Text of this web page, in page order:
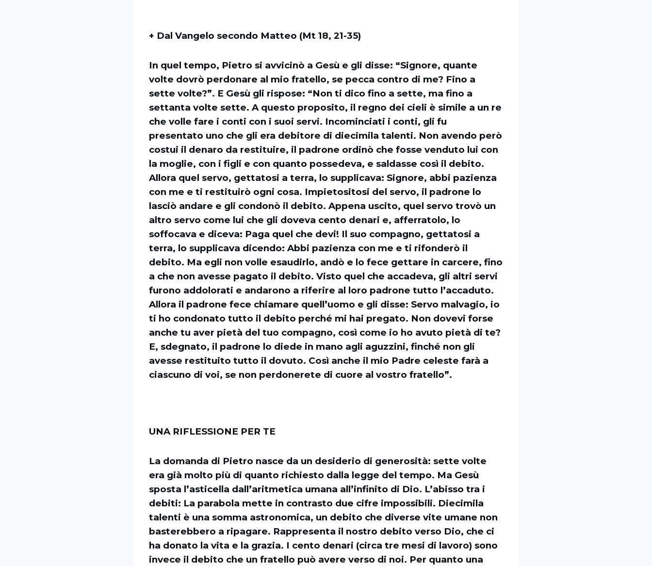
+ Dal Vangelo secondo Matteo (Mt 18, 21-35)
In quel tempo, Pietro si avvicinò a Gesù e gli disse: “Signore, quante
volte dovrò perdonare al mio fratello, se pecca contro di me? Fino a
sette volte?”. E Gesù gli rispose: “Non ti dico fino a sette, ma fino a
settanta volte sette. A questo proposito, il regno dei cieli è simile a un re
che volle fare i conti con i suoi servi. Incominciati i conti, gli fu
presentato uno che gli era debitore di diecimila talenti. Non avendo però
costui il denaro da restituire, il padrone ordinò che fosse venduto lui con
la moglie, con i figli e con quanto possedeva, e saldasse così il debito.
Allora quel servo, gettatosi a terra, lo supplicava: Signore, abbi pazienza
con me e ti restituirò ogni cosa. Impietositosi del servo, il padrone lo
lasciò andare e gli condonò il debito. Appena uscito, quel servo trovò un
altro servo come lui che gli doveva cento denari e, afferratolo, lo
soffocava e diceva: Paga quel che devi! Il suo compagno, gettatosi a
terra, lo supplicava dicendo: Abbi pazienza con me e ti rifonderò il
debito. Ma egli non volle esaudirlo, andò e lo fece gettare in carcere, fino
a che non avesse pagato il debito. Visto quel che accadeva, gli altri servi
furono addolorati e andarono a riferire al loro padrone tutto l’accaduto.
Allora il padrone fece chiamare quell’uomo e gli disse: Servo malvagio, io
ti ho condonato tutto il debito perché mi hai pregato. Non dovevi forse
anche tu aver pietà del tuo compagno, così come io ho avuto pietà di te?
E, sdegnato, il padrone lo diede in mano agli aguzzini, finché non gli
avesse restituito tutto il dovuto. Così anche il mio Padre celeste farà a
ciascuno di voi, se non perdonerete di cuore al vostro fratello”.
UNA RIFLESSIONE PER TE
La domanda di Pietro nasce da un desiderio di generosità: sette volte
era già molto più di quanto richiesto dalla legge del tempo. Ma Gesù
sposta l’asticella dall’aritmetica umana all’infinito di Dio. L’abisso tra i
debiti: La parabola mette in contrasto due cifre impossibili. Diecimila
talenti è una somma astronomica, un debito che diverse vite umane non
basterebbero a ripagare. Rappresenta il nostro debito verso Dio, che ci
ha donato la vita e la grazia. I cento denari (circa tre mesi di lavoro) sono
invece il debito che un fratello può avere verso di noi. Per quanto una